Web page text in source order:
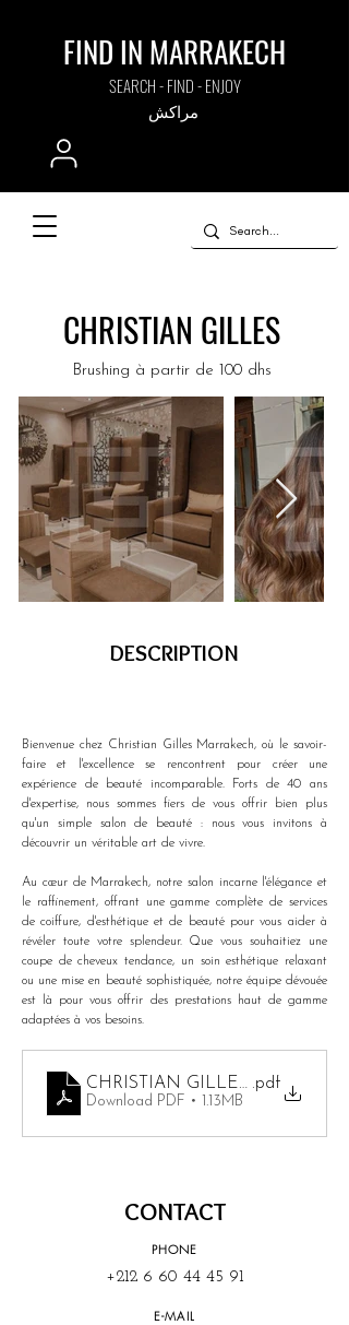
FIND IN MARRAKECH
SEARCH - FIND - ENJOY
مراكش
CHRISTIAN GILLES
Brushing à partir de 100 dhs
DESCRIPTION
Bienvenue chez Christian Gilles Marrakech, où le savoir-
faire et l'excellence se rencontrent pour créer une
expérience de beauté incomparable. Forts de 40 ans
d'expertise, nous sommes fiers de vous offrir bien plus
qu'un simple salon de beauté : nous vous invitons à
découvrir un véritable art de vivre.
Au cœur de Marrakech, notre salon incarne l'élégance et
le raffinement, offrant une gamme complète de services
de coiffure, d'esthétique et de beauté pour vous aider à
révéler toute votre splendeur. Que vous souhaitiez une
coupe de cheveux tendance, un soin esthétique relaxant
ou une mise en beauté sophistiquée, notre équipe dévouée
est là pour vous offrir des prestations haut de gamme
adaptées à vos besoins.
CHRISTIAN GILLES PRICELIST
.pdf
Download PDF • 1.13MB
PHONE
+212 6 60 44 45 91
E-MAIL
CONTACT